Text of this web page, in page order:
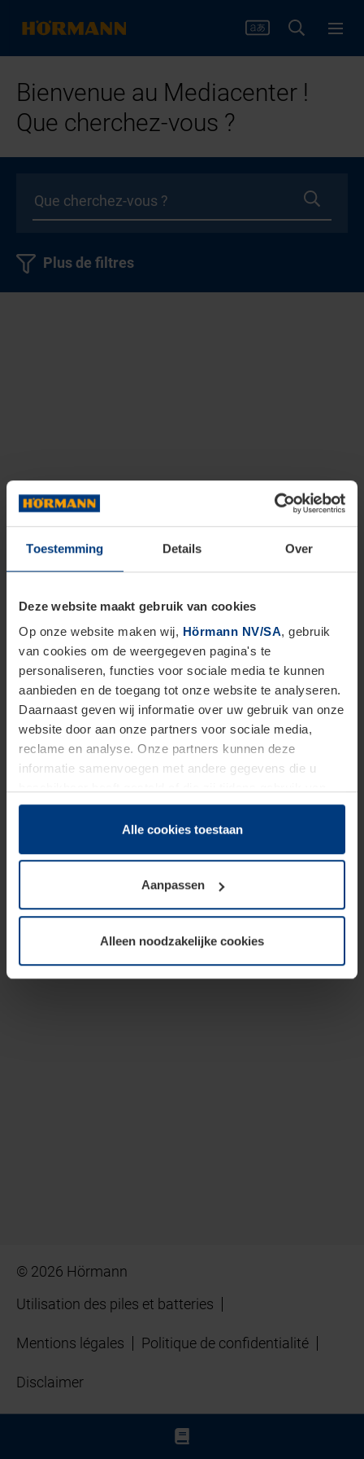
Toestemming Details Over
Deze website maakt gebruik van cookies
Op onze website maken wij, Hörmann NV/SA, gebruik
van cookies om de weergegeven pagina's te
personaliseren, functies voor sociale media te kunnen
aanbieden en de toegang tot onze website te analyseren.
Daarnaast geven wij informatie over uw gebruik van onze
website door aan onze partners voor sociale media,
reclame en analyse. Onze partners kunnen deze
informatie samenvoegen met andere gegevens die u
hun diensten hebben verzameld.
Juridisch hebben wij het recht om cookies op uw
van deze pagina's absoluut vereist is. Voor alle andere
soorten cookies is uw toestemming benodigd. Uw
toestemming kunt u op elk moment bij de uitleg van de
wijzigen of herroepen.
Alle cookies toestaan
Aanpassen
Alleen noodzakelijke cookies
Bienvenue au Mediacenter !
Que cherchez-vous ?
Plus de filtres
© 2026 Hörmann
Utilisation des piles et batteries
Mentions légales Politique de confidentialité
Disclaimer